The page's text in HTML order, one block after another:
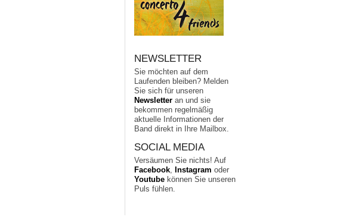
NEWSLETTER
Sie möchten auf dem
Laufenden bleiben? Melden
Sie sich für unseren
Newsletter an und sie
bekommen regelmäßig
aktuelle Informationen der
Band direkt in Ihre Mailbox.
SOCIAL MEDIA
Versäumen Sie nichts! Auf
Facebook
Instagram oder
Youtube können Sie unseren
Puls fühlen.